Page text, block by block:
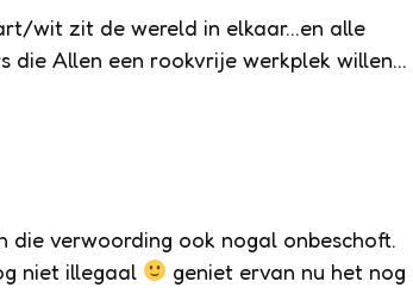
wit zit de wereld in elkaar…en alle
die Allen een rookvrije werkplek willen…
die verwoording ook nogal onbeschoft.
niet illegaal
geniet ervan nu het nog